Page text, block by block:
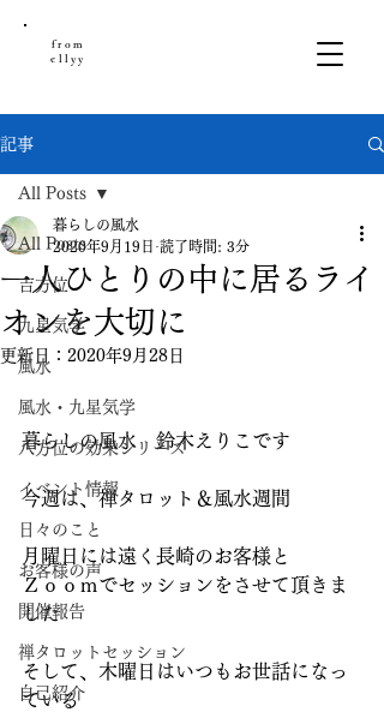
from
ellyy
記事
All Posts
吉方位
九星気学
風水
風水・九星気学
八方位の効果シリーズ
イベント情報
日々のこと
お客様の声
開催報告
禅タロットセッション
自己紹介
All Posts
一人ひとりの中に居るライ
オンを大切に
暮らしの風水
2020年9月19日 読了時間: 3分
更新日： 2020年9月28日
暮らしの風水　鈴木えりこです
今週は、禅タロット＆風水週間
月曜日には遠く長崎のお客様と
Ｚｏｏｍでセッションをさせて頂きま
した
そして、木曜日はいつもお世話になっ
ている